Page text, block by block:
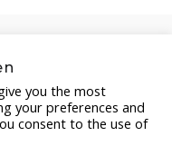
you the most
your preferences and
consent to the use of